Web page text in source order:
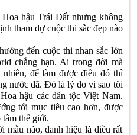
hậu Trái Đất nhưng không
tham dự cuộc thi sắc đẹp nào
đến cuộc thi nhan sắc lớn
chẳng hạn. Ai trong đời mà
để làm được điều đó thì
nước đã. Đó là lý do vì sao tôi
hậu các dân tộc Việt Nam.
tới mục tiêu cao hơn, được
tầm thế giới.
nào, danh hiệu là điều rất